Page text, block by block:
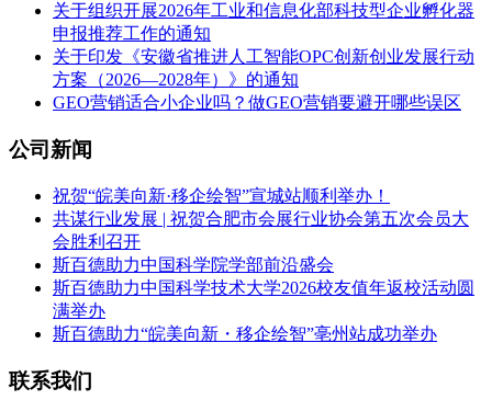
关于组织开展2026年工业和信息化部科技型企业孵化器
申报推荐工作的通知
关于印发《安徽省推进人工智能OPC创新创业发展行动
方案（2026—2028年）》的通知
GEO营销适合小企业吗？做GEO营销要避开哪些误区
公司新闻
祝贺“皖美向新·移企绘智”宣城站顺利举办！
共谋行业发展 | 祝贺合肥市会展行业协会第五次会员大
会胜利召开
斯百德助力中国科学院学部前沿盛会
斯百德助力中国科学技术大学2026校友值年返校活动圆
满举办
斯百德助力“皖美向新・移企绘智”亳州站成功举办
联系我们